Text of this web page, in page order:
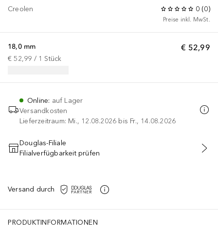
Creolen 0 (0)
Preise inkl. MwSt.
€ 52,99
18,0 mm
€ 52,99 / 1 Stück
Online: auf Lager
Versandkosten
Lieferzeitraum: Mi., 12.08.2026 bis Fr., 14.08.2026
IN DEN WARENKORB
Douglas-Filiale
Filialverfügbarkeit prüfen
Versand durch
PRODUKTINFORMATIONEN